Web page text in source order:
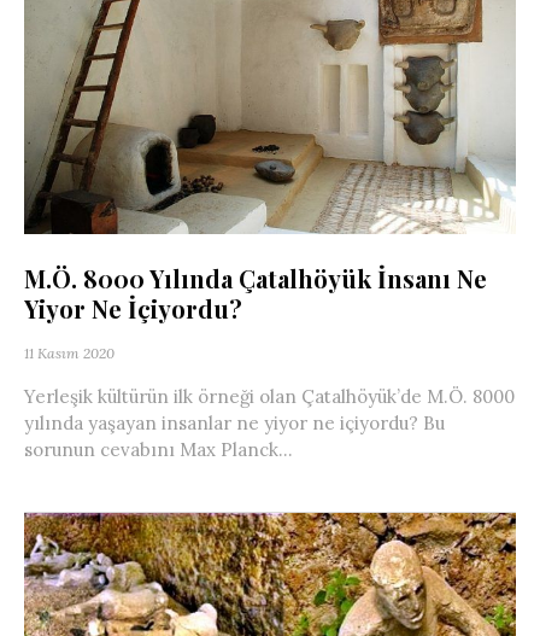
M.Ö. 8000 Yılında Çatalhöyük İnsanı Ne
Yiyor Ne İçiyordu?
11 Kasım 2020
Yerleşik kültürün ilk örneği olan Çatalhöyük’de M.Ö. 8000
yılında yaşayan insanlar ne yiyor ne içiyordu? Bu
sorunun cevabını Max Planck...